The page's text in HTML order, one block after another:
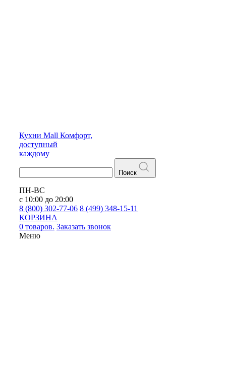
Кухни Mall Комфорт,
доступный
каждому
Поиск
ПН-ВС
с 10:00 до 20:00
8 (800) 302-77-06 8 (499) 348-15-11
КОРЗИНА
0 товаров. Заказать звонок
Меню